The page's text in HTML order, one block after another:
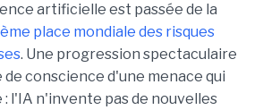
artificielle est passée de la
place mondiale des risques
. Une progression spectaculaire
conscience d'une menace qui
l'IA n'invente pas de nouvelles